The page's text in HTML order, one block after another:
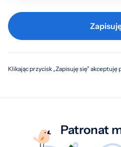
Klikając przycisk „Zapisuję się” akceptuję
Patronat